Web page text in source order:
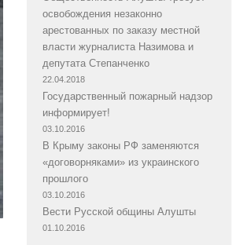
освобождения незаконно
арестованных по заказу местной
власти журналиста Назимова и
депутата Степанченко
22.04.2018
Государственный пожарный надзор
информирует!
03.10.2016
В Крыму законы РФ заменяются
«договорняками» из украинского
прошлого
03.10.2016
Вести Русской общины Алушты
01.10.2016